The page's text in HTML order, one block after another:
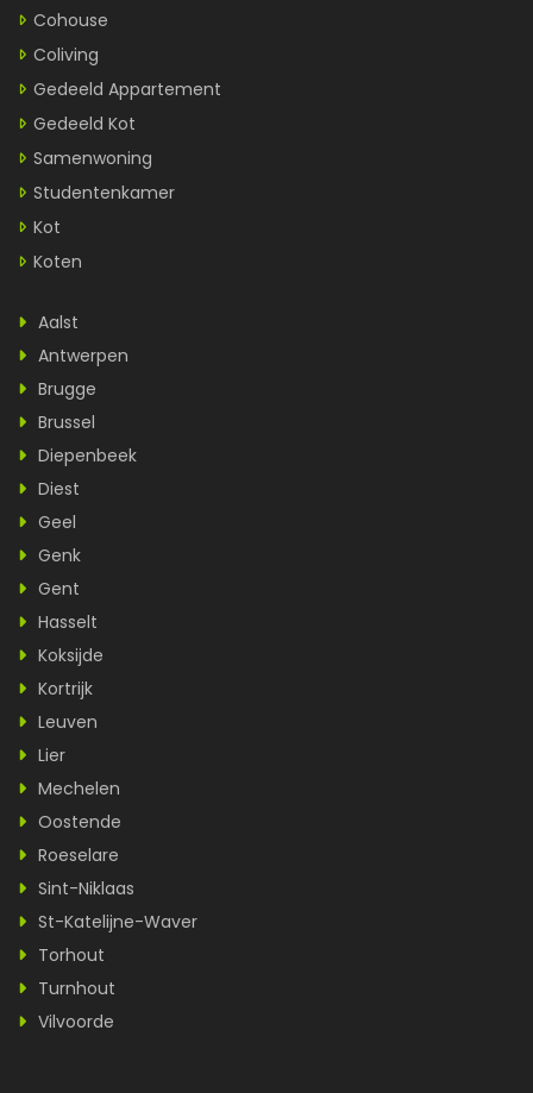
Cohouse
Coliving
Gedeeld Appartement
Gedeeld Kot
Samenwoning
Studentenkamer
Kot
Koten
Aalst
Antwerpen
Brugge
Brussel
Diepenbeek
Diest
Geel
Genk
Gent
Hasselt
Koksijde
Kortrijk
Leuven
Lier
Mechelen
Oostende
Roeselare
Sint-Niklaas
St-Katelijne-Waver
Torhout
Turnhout
Vilvoorde